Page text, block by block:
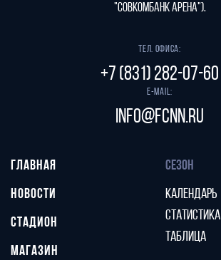
"СОВКОМБАНК АРЕНА").
Тел. офиса:
+7 (831) 282-07-60
E-mail:
info@fcnn.ru
ГЛАВНАЯ
НОВОСТИ
СТАДИОН
МАГАЗИН
СЕЗОН
КАЛЕНДАРЬ
СТАТИСТИКА
ТАБЛИЦА